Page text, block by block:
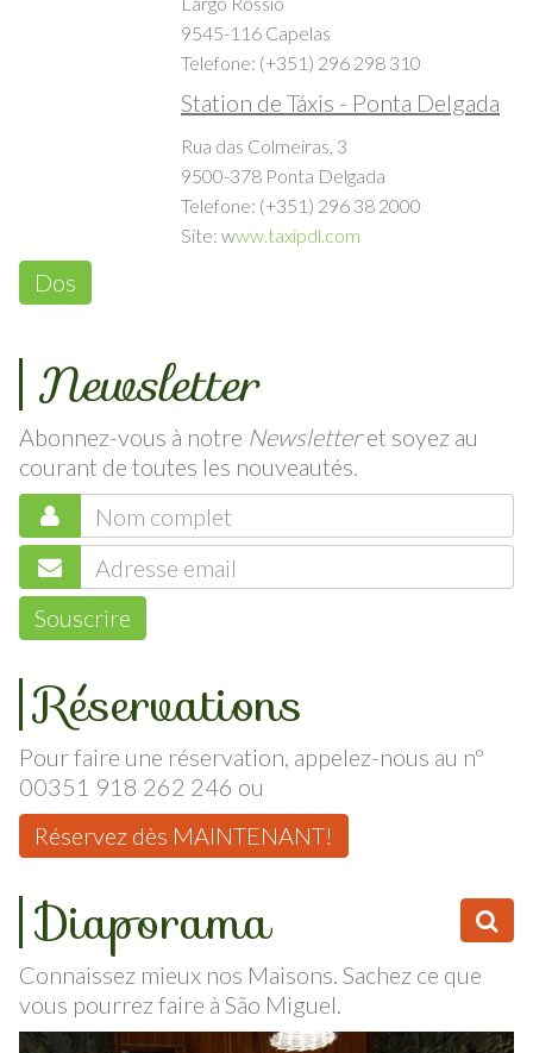
Largo Rossio
9545-116 Capelas
Telefone: (+351) 296 298 310
Station de Táxis - Ponta Delgada
Rua das Colmeiras, 3
9500-378 Ponta Delgada
Telefone: (+351) 296 38 2000
Newsletter
Abonnez-vous à notreNewsletter
courant de toutes les nouveautés.
Réservations
Pour faire une réservation, appelez-nous au nº
00351 918 262 246 ou
Diaporama
Connaissez mieux nos Maisons. Sachez ce que
vous pourrez faire à São Miguel.